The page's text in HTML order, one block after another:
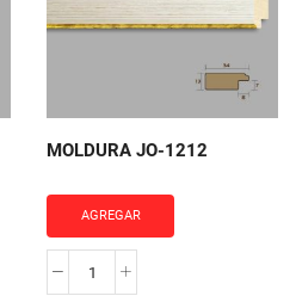
cantidad
MOLDURA JO-1212
AGREGAR
MOLDURA